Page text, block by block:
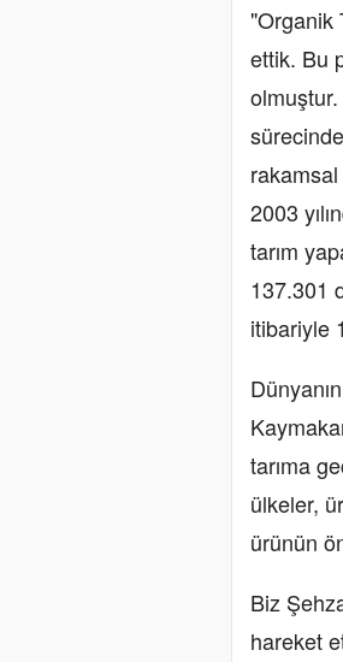
"Organik
ettik. Bu
2003
tarım
137.301
itibariyle
tarıma
ülkeler,
ürünün
Biz
hareket